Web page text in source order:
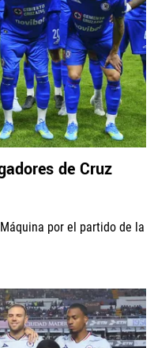
de Cruz
por el partido de la